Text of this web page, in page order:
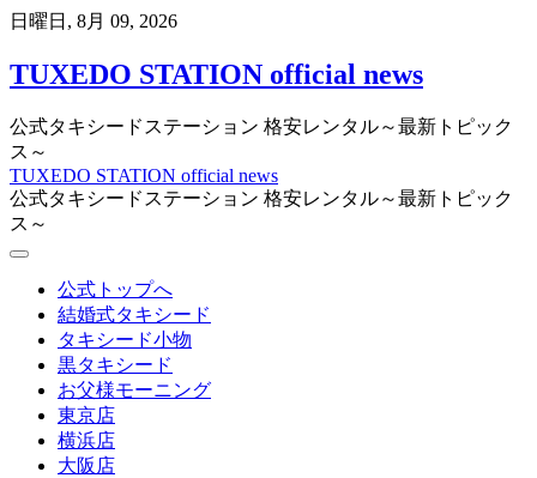
Skip
content
日曜日, 8月 09, 2026
TUXEDO STATION official news
公式タキシードステーション 格安レンタル～最新トピック
ス～
TUXEDO STATION official news
公式タキシードステーション 格安レンタル～最新トピック
ス～
公式トップへ
結婚式タキシード
タキシード小物
黒タキシード
お父様モーニング
東京店
横浜店
大阪店